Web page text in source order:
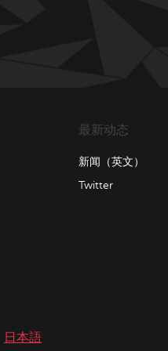
最新动态
新闻（英文）
Twitter
日本語